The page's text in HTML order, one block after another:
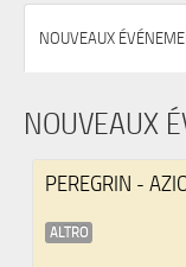
EVÉNEMENTS
ACCUEIL
NOUVEAUX
NOUVEAUX
PEREGRIN -
ALTRO